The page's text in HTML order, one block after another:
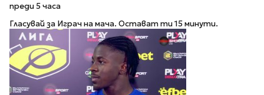
преди 5 часа
Гласувай за Играч на мача. Остават ти 15 минути.